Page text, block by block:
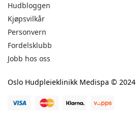
Hudbloggen
Kjøpsvilkår
Personvern
Fordelsklubb
Jobb hos oss
Oslo Hudpleieklinikk Medispa © 2024